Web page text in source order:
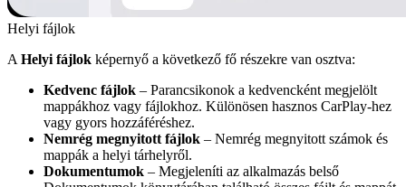
Helyi fájlok
A Helyi fájlok képernyő a következő fő részekre van osztva:
Kedvenc fájlok – Parancsikonok a kedvencként megjelölt
mappákhoz vagy fájlokhoz. Különösen hasznos CarPlay-hez
vagy gyors hozzáféréshez.
Nemrég megnyitott fájlok – Nemrég megnyitott számok és
mappák a helyi tárhelyről.
Dokumentumok – Megjeleníti az alkalmazás belső